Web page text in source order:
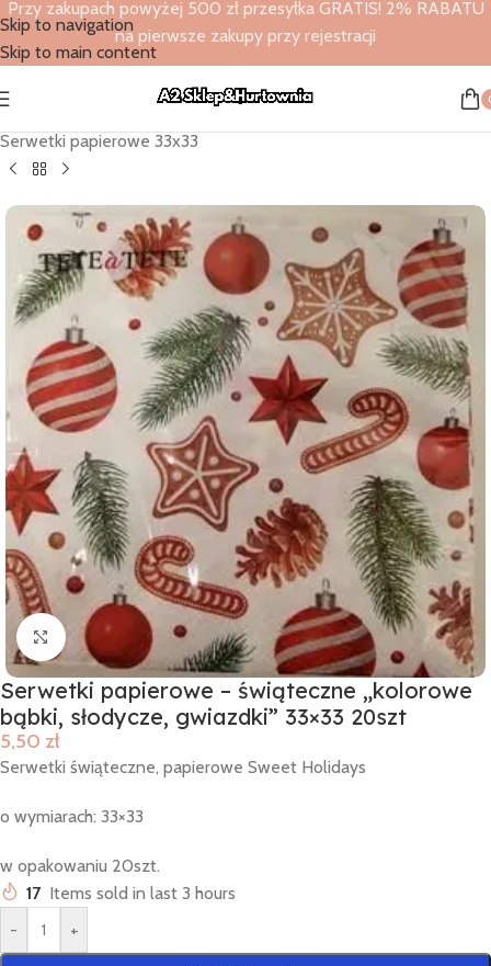
Skip to navigation
Skip to main content
Przy zakupach powyżej 500 zł przesyłka GRATIS! 2% RABATU
na pierwsze zakupy przy rejestracji
Strona główna Serwetki papierowe
Serwetki papierowe 33x33
Click to enlarge
Serwetki papierowe – świąteczne „kolorowe
bąbki, słodycze, gwiazdki” 33×33 20szt
5,50 zł
Serwetki świąteczne, papierowe Sweet Holidays
o wymiarach: 33×33
w opakowaniu 20szt.
17 Items sold in last 3 hours
-
+